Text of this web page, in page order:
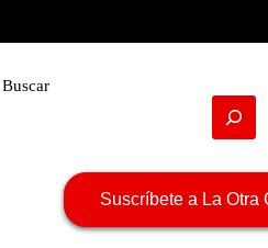
Buscar
Suscríbete a La Otra